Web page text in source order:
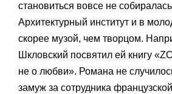
становиться вовсе не
Архитектурный институт и в
скорее музой, чем творцом.
Шкловский посвятил ей книгу
не о любви». Романа не
замуж за сотрудника